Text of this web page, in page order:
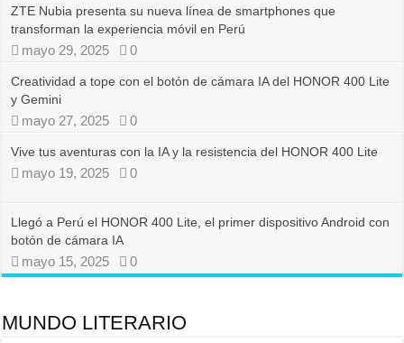
ZTE Nubia presenta su nueva línea de smartphones que
transforman la experiencia móvil en Perú
mayo 29, 2025 0
Creatividad a tope con el botón de cámara IA del HONOR 400 Lite
y Gemini
mayo 27, 2025 0
Vive tus aventuras con la IA y la resistencia del HONOR 400 Lite
mayo 19, 2025 0
Llegó a Perú el HONOR 400 Lite, el primer dispositivo Android con
botón de cámara IA
mayo 15, 2025 0
MUNDO LITERARIO